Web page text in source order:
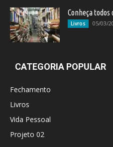
Conheça
Livros 05/03/
CATEGORIA POPULAR
Fechamento
Livros
Vida Pessoal
Projeto 02